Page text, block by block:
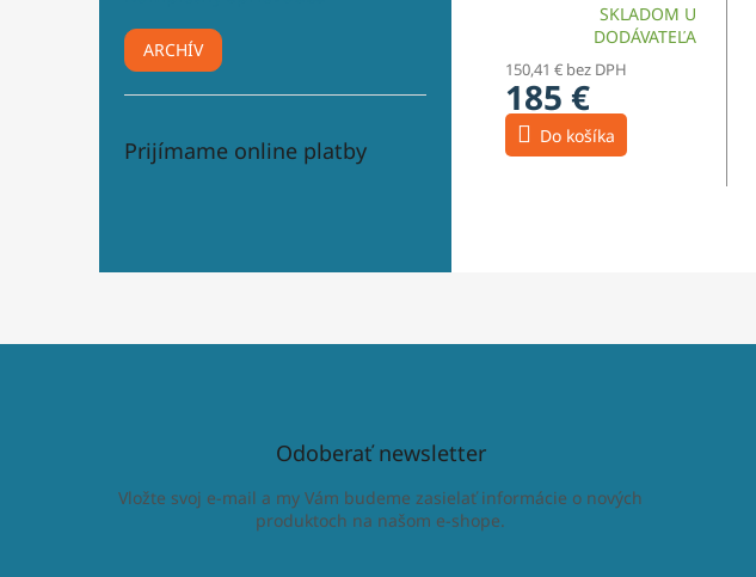
ARCHÍV
Prijímame online platby
SKLADOM U
DODÁVATEĽA
150,41 € bez DPH
185 €
Do košíka
Odoberať newsletter
Vložte svoj e-mail a my Vám budeme zasielať informácie o nových
produktoch na našom e-shope.